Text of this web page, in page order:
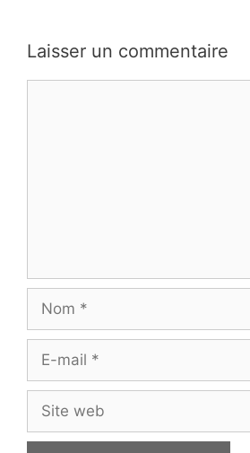
Laisser un commentaire
Nom
Site
web